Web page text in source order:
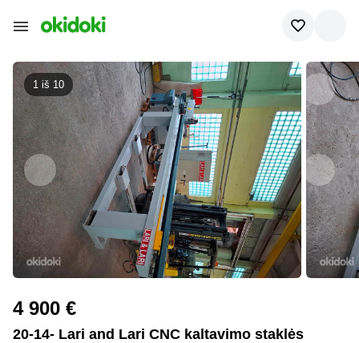
1 iš 10
4 900 €
20-14- Lari and Lari CNC kaltavimo staklės